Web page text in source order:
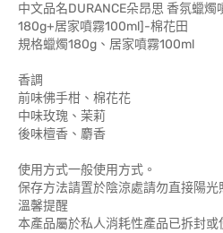
中文品名DURANCE朵昂思 香氛蠟
180g+居家噴霧100ml]-棉花田
規格蠟燭180g、居家噴霧100ml
香調
前味佛手柑、棉花花
中味玫瑰、茉莉
後味檀香、麝香
使用方式一般使用方式。
保存方法請置於陰涼處請勿直接陽光
溫馨提醒
本產品屬於私人消耗性產品已拆封